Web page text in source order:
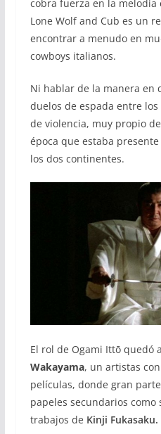
cobra fuerza en la melodía
Lone Wolf and Cub es un
encontrar a menudo en
cowboys italianos.
Ni hablar de la manera en
duelos de espada entre
de violencia, muy propio
época que estaba
los dos continentes.
El rol de Ogami Ittō quedó
Wakayama, un artistas
películas, donde gran
papeles secundarios
trabajos de Kinji Fukasaku.